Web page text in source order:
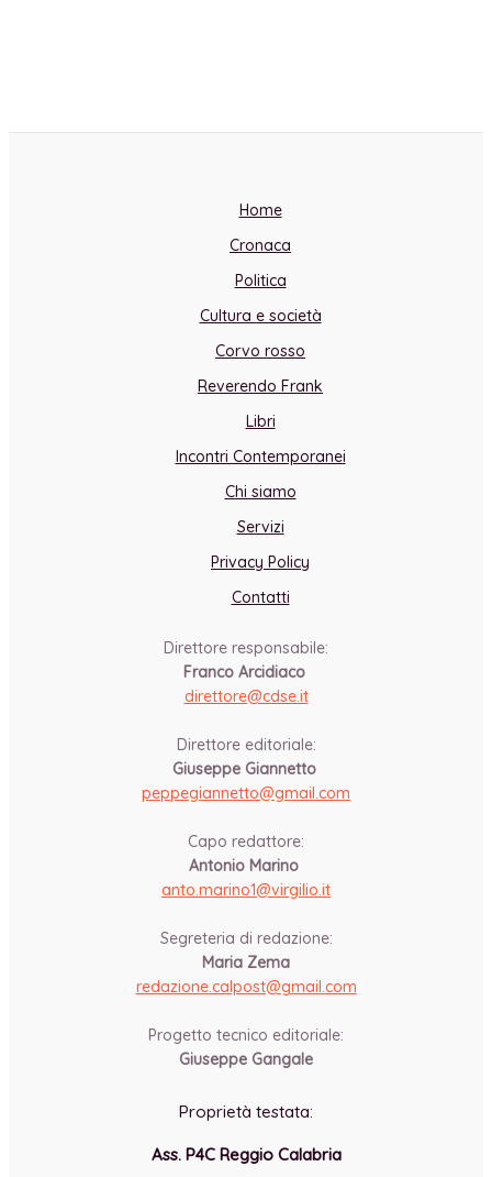
Home
Cronaca
Politica
Cultura e società
Corvo rosso
Reverendo Frank
Libri
Incontri Contemporanei
Chi siamo
Servizi
Privacy Policy
Contatti
Direttore responsabile:
Franco Arcidiaco
direttore@cdse.it
Direttore editoriale:
Giuseppe Giannetto
peppegiannetto@gmail.com
Capo redattore:
Antonio Marino
anto.marino1@virgilio.it
Segreteria di redazione:
Maria Zema
redazione.calpost@gmail.com
Progetto tecnico editoriale:
Giuseppe Gangale
Proprietà testata:
Ass. P4C Reggio Calabria